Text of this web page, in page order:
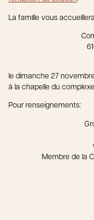
La famille vous
le dimanche 27
à la chapelle du complexe
Pour renseignements:
Membre de la